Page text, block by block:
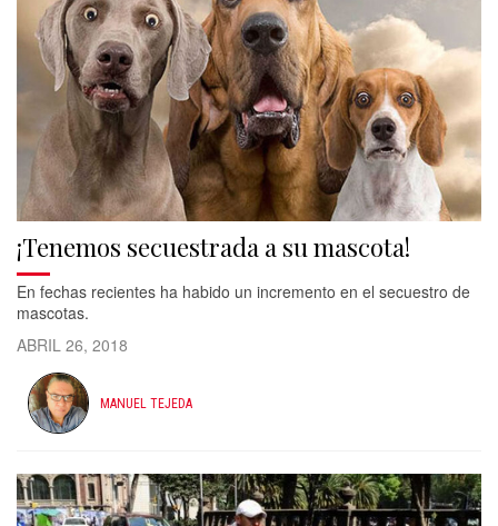
¡Tenemos secuestrada a su mascota!
En fechas recientes ha habido un incremento en el secuestro de
mascotas.
ABRIL 26, 2018
MANUEL TEJEDA